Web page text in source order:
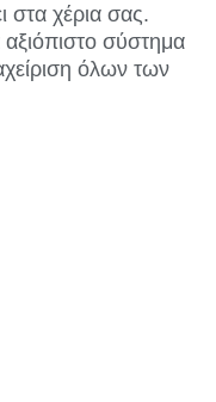
στα χέρια σας.
σύστημα
όλων των